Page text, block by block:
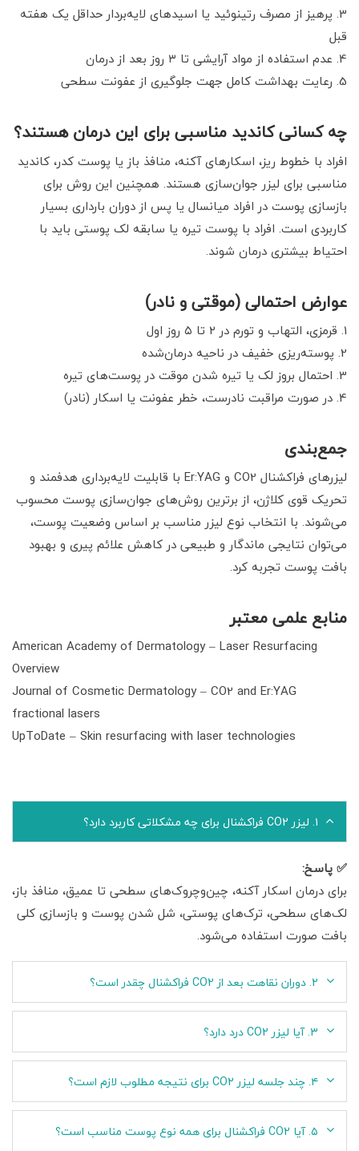
پرهیز از مصرف رتینوئید یا اسیدهای لایه‌بردار حداقل یک هفته
قبل
عدم استفاده از مواد آرایشی تا ۳ روز بعد از درمان
رعایت بهداشت کامل جهت جلوگیری از عفونت سطحی
چه کسانی کاندید مناسبی برای این درمان هستند؟
افراد با خطوط ریز، اسکارهای آکنه، منافذ باز یا پوست کدر، کاندید
مناسبی برای لیزر جوان‌سازی هستند. همچنین این روش برای
بازسازی پوست در افراد میانسال یا پس از دوران بارداری بسیار
کاربردی است. افراد با پوست تیره یا سابقه لک پوستی باید با
احتیاط بیشتری درمان شوند.
عوارض احتمالی (موقتی و نادر)
قرمزی، التهاب و تورم در ۲ تا ۵ روز اول
پوسته‌ریزی خفیف در ناحیه درمان‌شده
احتمال بروز لک یا تیره شدن موقت در پوست‌های تیره
در صورت مراقبت نادرست، خطر عفونت یا اسکار (نادر)
جمع‌بندی
لیزرهای فراکشنال CO2 و Er:YAG با قابلیت لایه‌برداری هدفمند و
تحریک قوی کلاژن، از برترین روش‌های جوان‌سازی پوست محسوب
می‌شوند. با انتخاب نوع لیزر مناسب بر اساس وضعیت پوست،
می‌توان نتایجی ماندگار و طبیعی در کاهش علائم پیری و بهبود
بافت پوست تجربه کرد.
منابع علمی معتبر
American Academy of Dermatology – Laser Resurfacing
Overview
Journal of Cosmetic Dermatology – CO2 and Er:YAG
fractional lasers
UpToDate – Skin resurfacing with laser technologies
۱. لیزر CO2 فراکشنال برای چه مشکلاتی کاربرد دارد؟
✅ پاسخ:
برای درمان اسکار آکنه، چین‌وچروک‌های سطحی تا عمیق، منافذ باز،
لک‌های سطحی، ترک‌های پوستی، شل شدن پوست و بازسازی کلی
بافت صورت استفاده می‌شود.
۲. دوران نقاهت بعد از CO2 فراکشنال چقدر است؟
۳. آیا لیزر CO2 درد دارد؟
۴. چند جلسه لیزر CO2 برای نتیجه مطلوب لازم است؟
۵. آیا CO2 فراکشنال برای همه نوع پوست مناسب است؟